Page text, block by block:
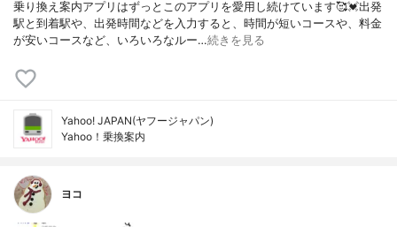
乗り換え案内アプリはずっとこのアプリを愛用し続けています🥰💓出発
駅と到着駅や、出発時間などを入力すると、時間が短いコースや、料金
が安いコースなど、いろいろなルー…続きを見る
Yahoo! JAPAN(ヤフージャパン)
Yahoo！乗換案内
ヨコ